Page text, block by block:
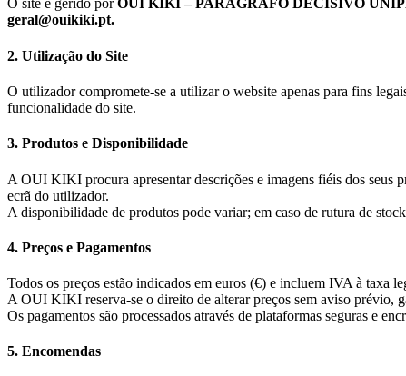
O site é gerido porOUI KIKI – PARAGRAFO DECISIVO
geral@ouikiki.pt.
2. Utilização do Site
O utilizador compromete-se a utilizar o website apenas para fins
funcionalidade do site.
3. Produtos e Disponibilidade
A OUI KIKI procura apresentar descrições e imagens fiéis dos seus
ecrã do utilizador.
A disponibilidade de produtos pode variar; em caso de rutura de
4. Preços e Pagamentos
Todos os preços estão indicados em euros (€) e incluem IVA à taxa
A OUI KIKI reserva-se o direito de alterar preços sem aviso prévio,
Os pagamentos são processados através de plataformas seguras e
5. Encomendas